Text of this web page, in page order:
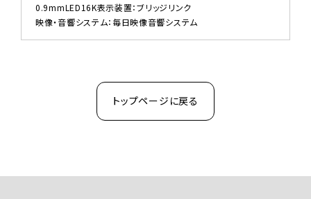
0.9mmLED16K表示装置：ブリッジリンク
映像・音響システム：毎日映像音響システム
トップページに戻る